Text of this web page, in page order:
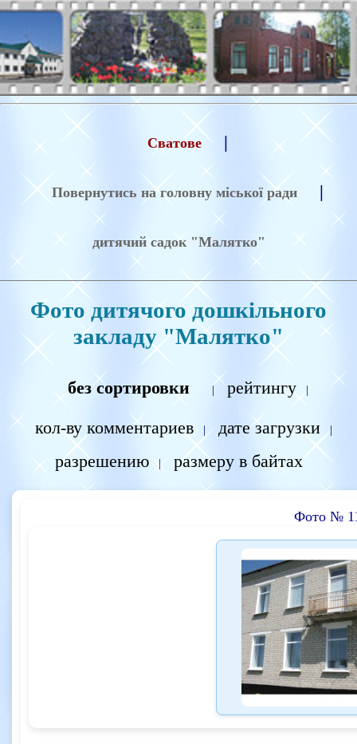
Сватове |
Повернутись на головну міської ради |
дитячий садок "Малятко"
Фото дитячого дошкільного
закладу "Малятко"
без сортировки | рейтингу |
кол-ву комментариев | дате загрузки |
разрешению | размеру в байтах
Фото №